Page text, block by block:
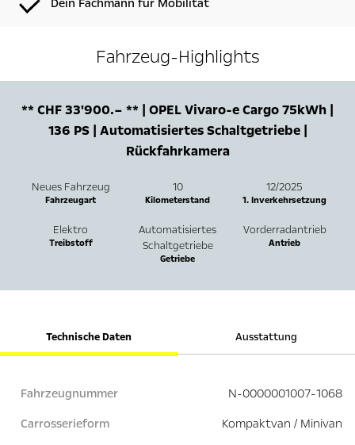
Dein Fachmann für Mobilität
Fahrzeug-Highlights
** CHF 33'900.– ** | OPEL Vivaro-e Cargo 75kWh |
136 PS | Automatisiertes Schaltgetriebe |
Rückfahrkamera
Neues Fahrzeug
Fahrzeugart
10
Kilometerstand
12/2025
1. Inverkehrsetzung
Elektro
Treibstoff
Automatisiertes
Schaltgetriebe
Getriebe
Vorderradantrieb
Antrieb
Technische Daten Ausstattung
Fahrzeugnummer
N-0000001007-1068
Carrosserieform
Kompaktvan / Minivan